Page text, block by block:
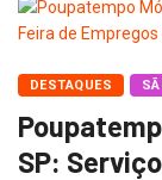
DESTAQUES
SP: